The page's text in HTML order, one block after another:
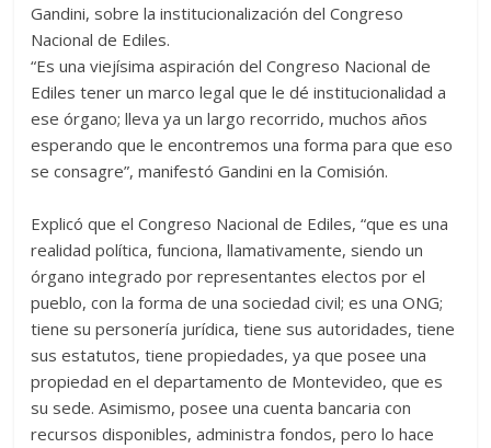
Gandini, sobre la institucionalización del Congreso
Nacional de Ediles.
“Es una viejísima aspiración del Congreso Nacional de
Ediles tener un marco legal que le dé institucionalidad a
ese órgano; lleva ya un largo recorrido, muchos años
esperando que le encontremos una forma para que eso
se consagre”, manifestó Gandini en la Comisión.
Explicó que el Congreso Nacional de Ediles, “que es una
realidad política, funciona, llamativamente, siendo un
órgano integrado por representantes electos por el
pueblo, con la forma de una sociedad civil; es una ONG;
tiene su personería jurídica, tiene sus autoridades, tiene
sus estatutos, tiene propiedades, ya que posee una
propiedad en el departamento de Montevideo, que es
su sede. Asimismo, posee una cuenta bancaria con
recursos disponibles, administra fondos, pero lo hace